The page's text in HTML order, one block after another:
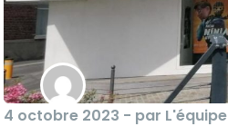
4 octobre 2023 - par L'équipe